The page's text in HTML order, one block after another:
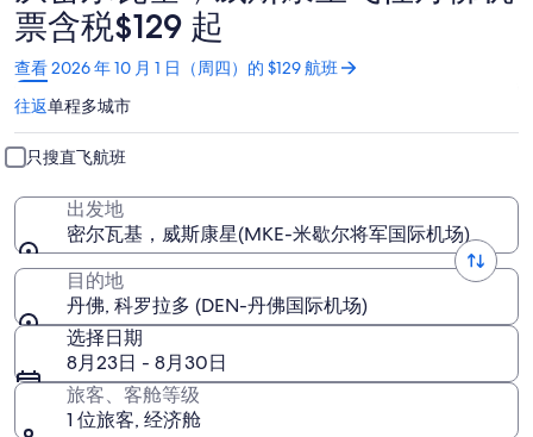
票含税$129 起
查看 2026 年 10 月 1 日（周四）的 $129 航班
在
新
窗
口
中
打
开
往返单程多城市
只搜直飞航班
出发地
密尔瓦基，威斯康星(MKE-米歇尔将军国际机场)
目的地
丹佛, 科罗拉多 (DEN-丹佛国际机场)
选择日期
8月23日 - 8月30日
旅客、客舱等级
1 位旅客, 经济舱